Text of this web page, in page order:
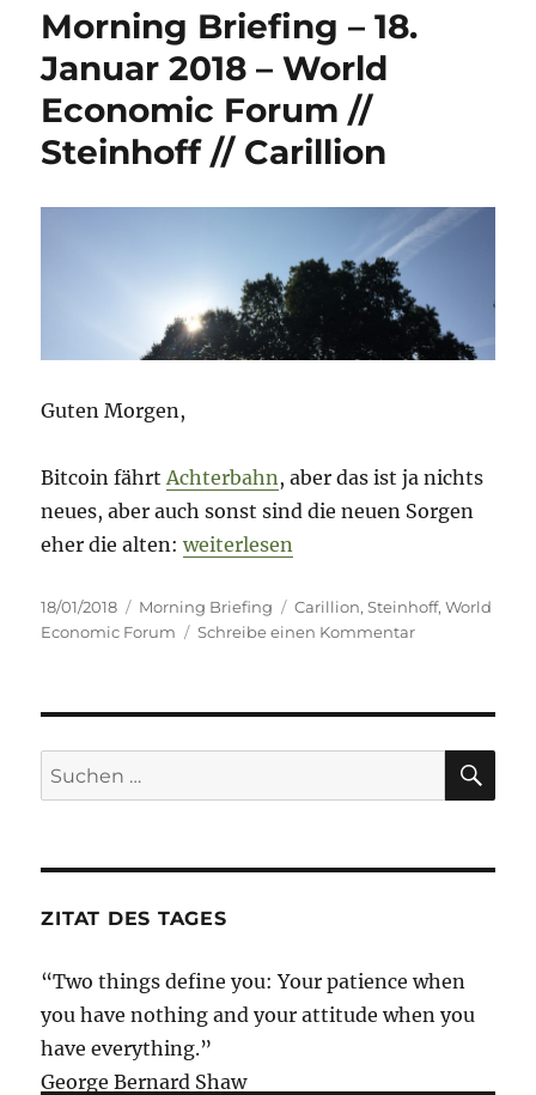
Morning Briefing – 18.
Januar 2018 – World
Economic Forum //
Steinhoff // Carillion
Guten Morgen,
Bitcoin fährt Achterbahn , aber das ist ja nichts
neues, aber auch sonst sind die neuen Sorgen
eher die alten:„Morning Briefing – 18. Januar
weiterlesen
Veröffentlicht
am
18/01/2018 Kategorien
Morning Briefing Schlagwörter
Carillion,Steinhoff,World
Economic Forum
Schreibe einen Kommentarzu
Januar
–
Carillion
Suche
nach:
ZITAT DES TAGES
“Two things define you: Your patience when
you have nothing and your attitude when you
have everything.”
George Bernard Shaw